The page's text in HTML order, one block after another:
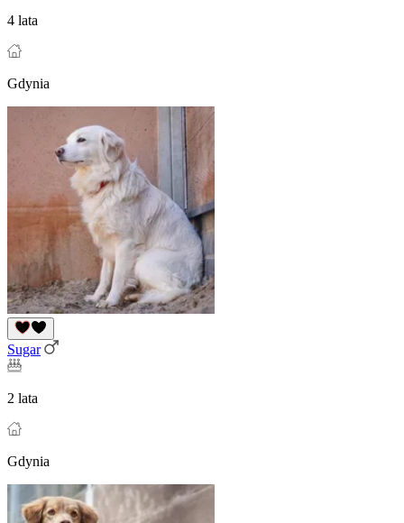
4 lata
Gdynia
Sugar
2 lata
Gdynia